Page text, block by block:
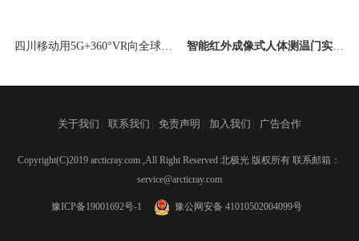
四川移动用5G+360°VR向全球展
智能红外成像式人体测温门实现
关于我们 联系我们 免责声明 加入我们 广告合作
Copyright(C)2019 arcticray.com ,All Right Reserved 北极光 版权所有 联系邮箱：
service@arcticray.com
豫ICP备19001692号-1 豫公网安备 41010502004099号